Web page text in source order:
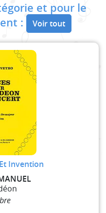
et pour le
:
Voir tout
Invention